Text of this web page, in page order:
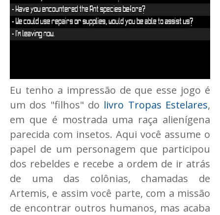
Eu tenho a impressão de que esse jogo é
um dos "filhos" do livro Tropas Estelares,
em que é mostrada uma raça alienígena
parecida com insetos. Aqui você assume o
papel de um personagem que participou
dos rebeldes e recebe a ordem de ir atrás
de uma das colônias, chamadas de
Artemis, e assim você parte, com a missão
de encontrar outros humanos, mas acaba